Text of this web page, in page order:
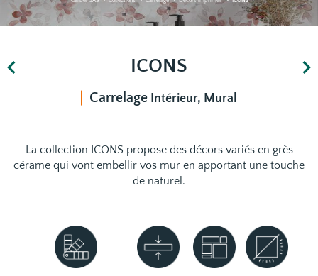
ICONS
Carrelage Intérieur, Mural
La collection ICONS propose des décors variés en grès
cérame qui vont embellir vos mur en apportant une touche
de naturel.